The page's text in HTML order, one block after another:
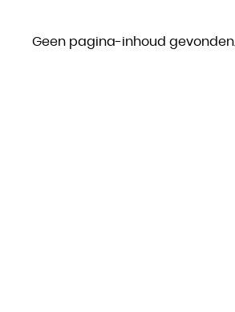
Geen pagina-inhoud gevonden.